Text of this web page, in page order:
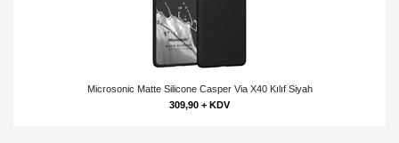
Microsonic Matte Silicone Casper Via X40 Kılıf Siyah
309,90 + KDV